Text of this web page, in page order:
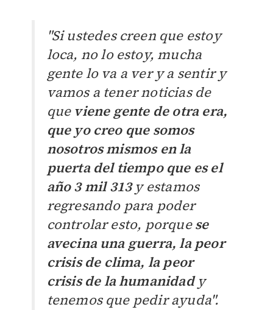
"Si ustedes creen que estoy
loca, no lo estoy, mucha
gente lo va a ver y a sentir y
vamos a tener noticias de
que viene gente de otra era,
que yo creo que somos
nosotros mismos en la
puerta del tiempo que es el
año 3 mil 313 y estamos
regresando para poder
controlar esto, porquese
avecina una guerra, la peor
crisis de clima, la peor
crisis de la humanidady
tenemos que pedir ayuda".